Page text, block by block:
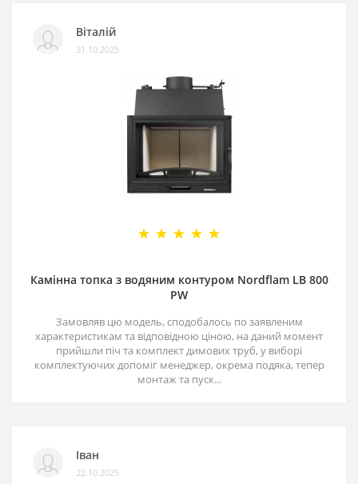
Віталій
31.10.2025
Камінна топка з водяним контуром Nordflam LB 800
PW
Замовляв цю модель, сподобалось по заявленим
характеристикам та відповідною ціною, на даний момент
прийшли піч та комплект димових труб, у виборі
комплектуючих допоміг менеджер, окрема подяка, тепер
монтаж та пуск...
Іван
22.10.2025